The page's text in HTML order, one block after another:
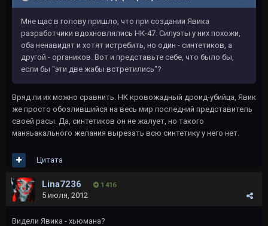
Мне щас в голову пришло, что при создании Явика
разработчики вдохновлялись НК-47. Силуэты у них похожи,
оба ненавидят и хотят истребить, но один - синтетиков, а
другой - органиков. Вот и представьте себе, что было бы,
если бы "эти две жабы встретились"?
Вряд ли их можно сравнить. HK кровожадный дроид-убийца, Явик
же просто обозлившийся на весь мир последний представитель
своей расы. Да, синтетиков он не жалует, но такого
маняьакального желания вырезать всю синтетику у него нет.
Цитата
Lina7236 1 416
5 июля, 2012
Видели Явика - хьюмана?